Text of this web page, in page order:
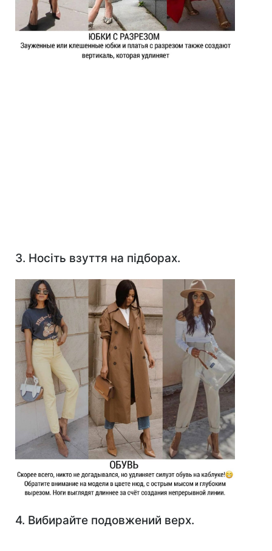
3. Носіть взуття на підборах.
4. Вибирайте подовжений верх.